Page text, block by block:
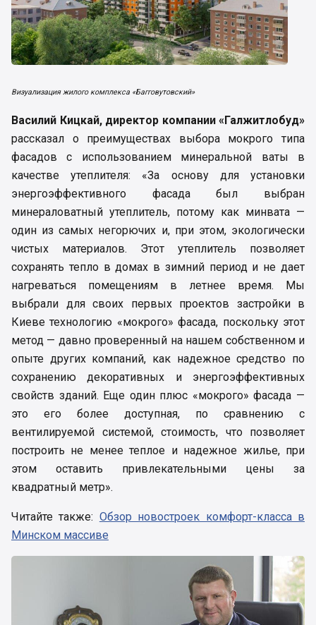
Визуализация жилого комплекса «Багговутовский»
Василий Кицкай, директор компании «Галжитлобуд»
рассказал о преимуществах выбора мокрого типа
фасадов с использованием минеральной ваты в
качестве утеплителя: «За основу для установки
энергоэффективного фасада был выбран
минераловатный утеплитель, потому как минвата —
один из самых негорючих и, при этом, экологически
чистых материалов. Этот утеплитель позволяет
сохранять тепло в домах в зимний период и не дает
нагреваться помещениям в летнее время. Мы
выбрали для своих первых проектов застройки в
Киеве технологию «мокрого» фасада, поскольку этот
метод — давно проверенный на нашем собственном и
опыте других компаний, как надежное средство по
сохранению декоративных и энергоэффективных
свойств зданий. Еще один плюс «мокрого» фасада —
это его более доступная, по сравнению с
вентилируемой системой, стоимость, что позволяет
построить не менее теплое и надежное жилье, при
этом оставить привлекательными цены за
квадратный метр».
Читайте также: Обзор новостроек комфорт-класса в
Минском массиве